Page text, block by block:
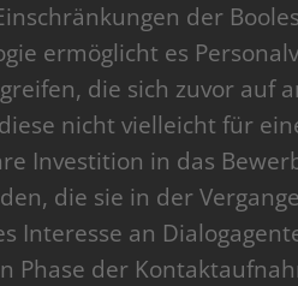
der
ermöglicht es
die sich zuvor auf
nicht vielleicht für
Investition in das
die sie in der
Interesse an
Phase der